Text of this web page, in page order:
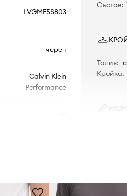
LVGMF5S803
черен
Calvin Klein
Performance
Състав:
Талия:
Кройка: